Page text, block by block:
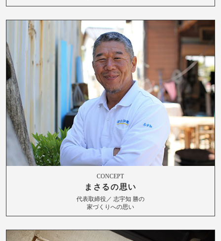
CONCEPT
まさるの思い
代表取締役／ 志宇知 勝の
家づくりへの思い